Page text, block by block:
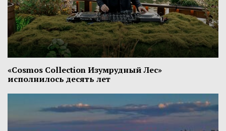
«Cosmos Collection Изумрудный Лес»
исполнилось десять лет